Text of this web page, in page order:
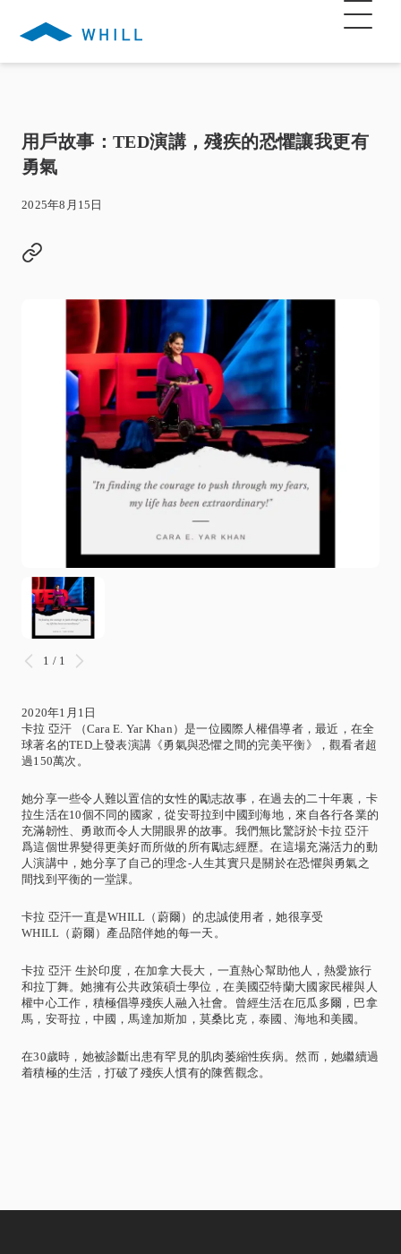
用戶故事：TED演講，殘疾的恐懼讓我更有
勇氣
2025年8月15日
1 / 1
2020年1月1日
卡拉 亞汗 （Cara E. Yar Khan）是一位國際人權倡導者，最近，在全
球著名的TED上發表演講《勇氣與恐懼之間的完美平衡》，觀看者超
過150萬次。
她分享一些令人難以置信的女性的勵志故事，在過去的二十年裏，卡
拉生活在10個不同的國家，從安哥拉到中國到海地，來自各行各業的
充滿韌性、勇敢而令人大開眼界的故事。我們無比驚訝於卡拉 亞汗
爲這個世界變得更美好而所做的所有勵志經歷。在這場充滿活力的動
人演講中，她分享了自己的理念-人生其實只是關於在恐懼與勇氣之
間找到平衡的一堂課。
卡拉 亞汗一直是WHILL（蔚爾）的忠誠使用者，她很享受
WHILL（蔚爾）產品陪伴她的每一天。
卡拉 亞汗 生於印度，在加拿大長大，一直熱心幫助他人，熱愛旅行
和拉丁舞。她擁有公共政策碩士學位，在美國亞特蘭大國家民權與人
權中心工作，積極倡導殘疾人融入社會。曾經生活在厄瓜多爾，巴拿
馬，安哥拉，中國，馬達加斯加，莫桑比克，泰國、海地和美國。
在30歲時，她被診斷出患有罕見的肌肉萎縮性疾病。然而，她繼續過
着積極的生活，打破了殘疾人慣有的陳舊觀念。